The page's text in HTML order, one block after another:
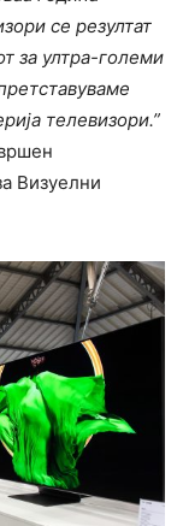
се резултат
за ултра-големи
телевизори.”
Визуелни